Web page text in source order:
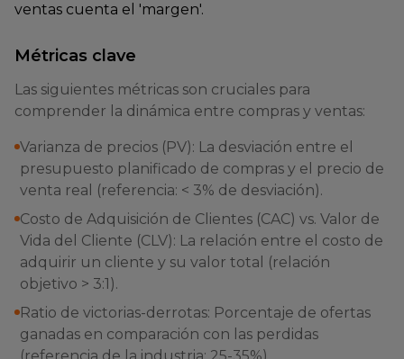
ventas cuenta el 'margen'.
Métricas clave
Las siguientes métricas son cruciales para
comprender la dinámica entre compras y ventas:
Varianza de precios (PV): La desviación entre el
presupuesto planificado de compras y el precio de
venta real (referencia: < 3% de desviación).
Costo de Adquisición de Clientes (CAC) vs. Valor de
Vida del Cliente (CLV): La relación entre el costo de
adquirir un cliente y su valor total (relación
objetivo > 3:1).
Ratio de victorias-derrotas: Porcentaje de ofertas
ganadas en comparación con las perdidas